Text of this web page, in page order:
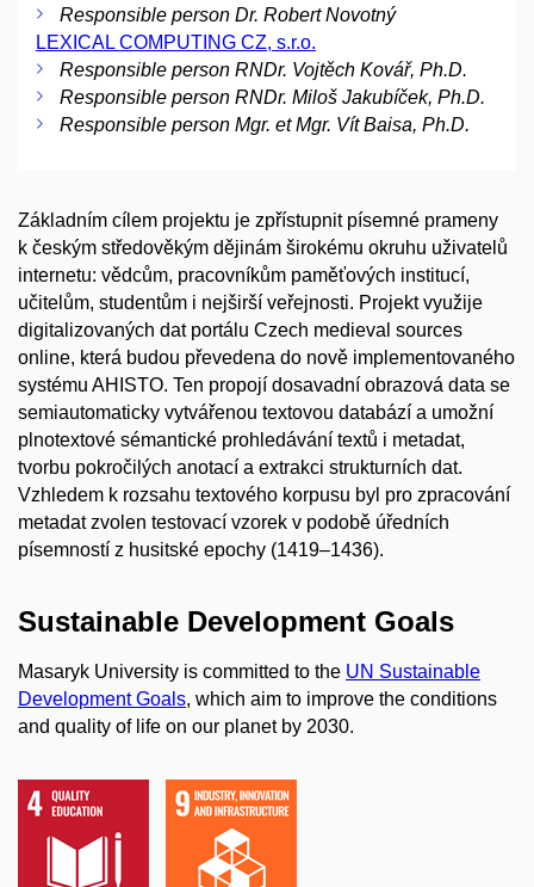
Responsible person Dr. Robert Novotný
LEXICAL COMPUTING CZ, s.r.o.
Responsible person RNDr. Vojtěch Kovář, Ph.D.
Responsible person RNDr. Miloš Jakubíček, Ph.D.
Responsible person Mgr. et Mgr. Vít Baisa, Ph.D.
Základním cílem projektu je zpřístupnit písemné prameny
k českým středověkým dějinám širokému okruhu uživatelů
internetu: vědcům, pracovníkům paměťových institucí,
učitelům, studentům i nejširší veřejnosti. Projekt využije
digitalizovaných dat portálu Czech medieval sources
online, která budou převedena do nově implementovaného
systému AHISTO. Ten propojí dosavadní obrazová data se
semiautomaticky vytvářenou textovou databází a umožní
plnotextové sémantické prohledávání textů i metadat,
tvorbu pokročilých anotací a extrakci strukturních dat.
Vzhledem k rozsahu textového korpusu byl pro zpracování
metadat zvolen testovací vzorek v podobě úředních
písemností z husitské epochy (1419–1436).
Sustainable Development Goals
Masaryk University is committed to the UN Sustainable
Development Goals, which aim to improve the conditions
and quality of life on our planet by 2030.